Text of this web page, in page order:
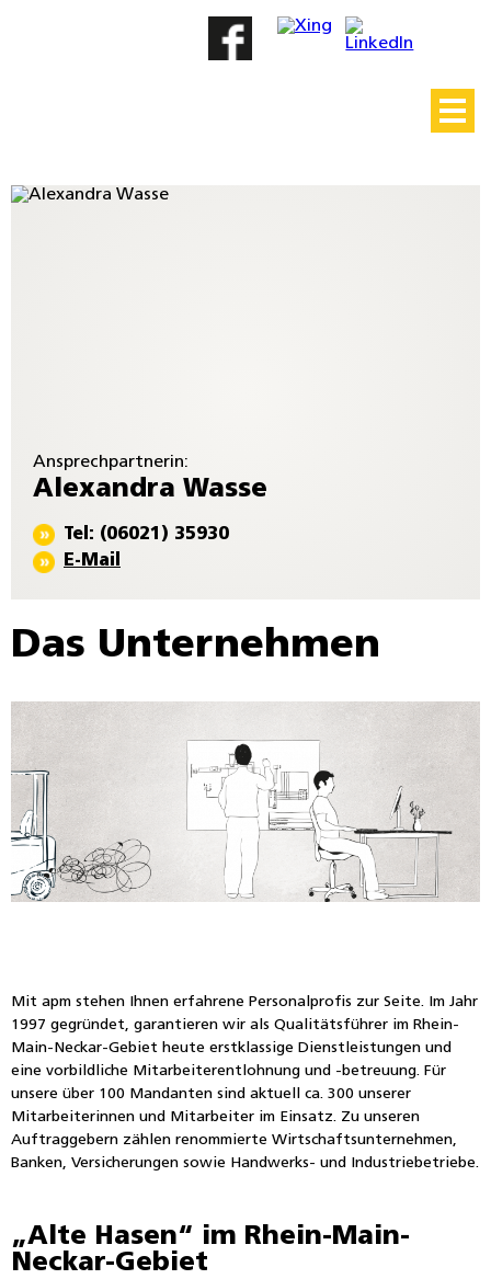
Ansprechpartnerin:
Alexandra Wasse
Tel: (06021) 35930
E-Mail
Das Unternehmen
Mit apm stehen Ihnen erfahrene Personalprofis zur Seite. Im Jahr
1997 gegründet, garantieren wir als Qualitätsführer im Rhein-
Main-Neckar-Gebiet heute erstklassige Dienstleistungen und
eine vorbildliche Mitarbeiterentlohnung und -betreuung. Für
unsere über 100 Mandanten sind aktuell ca. 300 unserer
Mitarbeiterinnen und Mitarbeiter im Einsatz. Zu unseren
Auftraggebern zählen renommierte Wirtschaftsunternehmen,
Banken, Versicherungen sowie Handwerks- und Industriebetriebe.
„Alte Hasen“ im Rhein-Main-
Neckar-Gebiet